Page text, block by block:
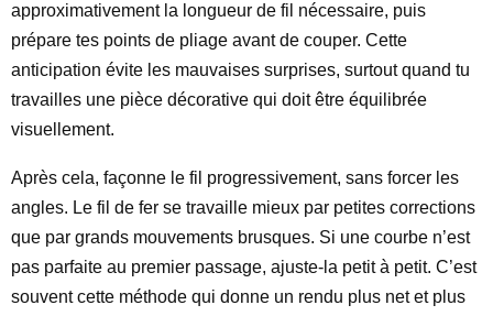
approximativement la longueur de fil nécessaire, puis
prépare tes points de pliage avant de couper. Cette
anticipation évite les mauvaises surprises, surtout quand tu
travailles une pièce décorative qui doit être équilibrée
visuellement.
Après cela, façonne le fil progressivement, sans forcer les
angles. Le fil de fer se travaille mieux par petites corrections
que par grands mouvements brusques. Si une courbe n’est
pas parfaite au premier passage, ajuste-la petit à petit. C’est
souvent cette méthode qui donne un rendu plus net et plus